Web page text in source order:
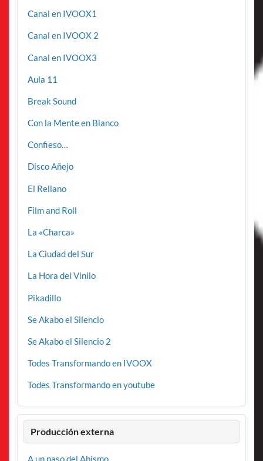
Canal en IVOOX1
Canal en IVOOX 2
Canal en IVOOX3
Aula 11
Break Sound
Con la Mente en Blanco
Confieso…
Disco Añejo
El Rellano
Film and Roll
La «Charca»
La Ciudad del Sur
La Hora del Vinilo
Pikadillo
Se Akabo el Silencio
Se Akabo el Silencio 2
Todes Transformando en IVOOX
Todes Transformando en youtube
Producción externa
A un paso del Abismo